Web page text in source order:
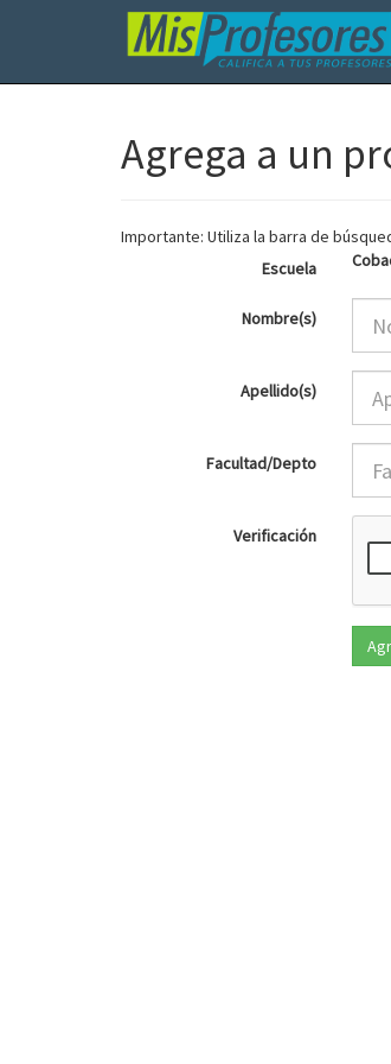
Agrega a un
Importante: Utiliza la barra de
Escuela
Nombre(s)
Apellido(s)
Facultad/Depto
Verificación